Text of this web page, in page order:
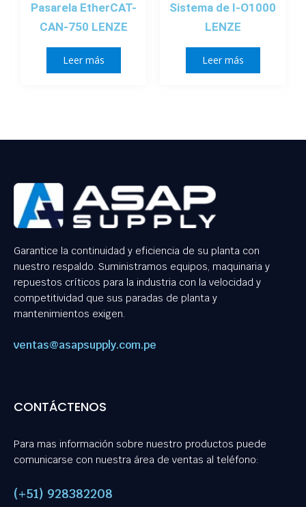
Pasarela EtherCAT-
CAN-750 LENZE
Leer más
Sistema de I-O1000
LENZE
Leer más
Garantice la continuidad y eficiencia de su planta con
nuestro respaldo. Suministramos equipos, maquinaria y
repuestos críticos para la industria con la velocidad y
competitividad que sus paradas de planta y
mantenimientos exigen.
ventas@asapsupply.com.pe
CONTÁCTENOS
Para mas información sobre nuestro productos puede
comunicarse con nuestra área de ventas al teléfono:
(+51) 928382208